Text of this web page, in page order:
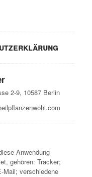
2-9, 10587 Berlin
Anwendung
gehören: Tracker;
Mail; verschiedene